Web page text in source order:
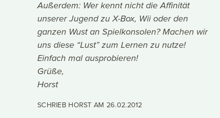
Außerdem: Wer kennt nicht die Affinität
unserer Jugend zu X-Box, Wii oder den
ganzen Wust an Spielkonsolen? Machen wir
uns diese “Lust” zum Lernen zu nutze!
Einfach mal ausprobieren!
Grüße,
Horst
SCHRIEB HORST AM 26.02.2012